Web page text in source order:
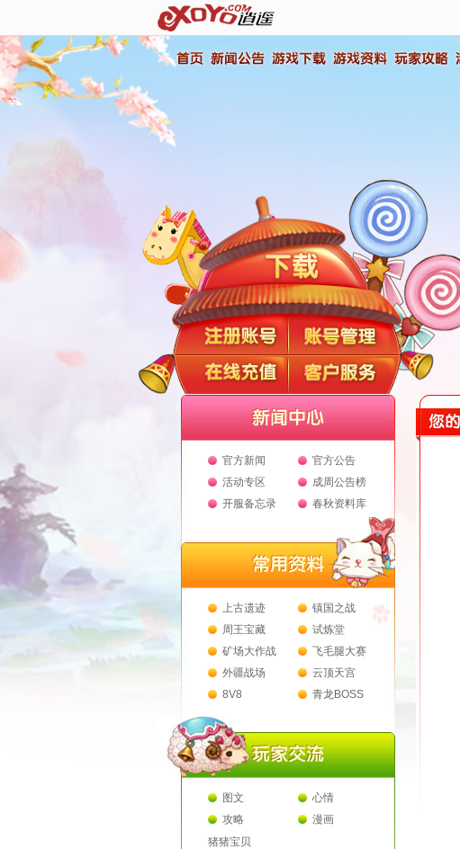
官方新闻
官方公告
活动专区
成周公告榜
开服备忘录
春秋资料库
上古遗迹
镇国之战
周王宝藏
试炼堂
矿场大作战
飞毛腿大赛
外疆战场
云顶天宫
8V8
青龙BOSS
图文
心情
攻略
漫画
猪猪宝贝